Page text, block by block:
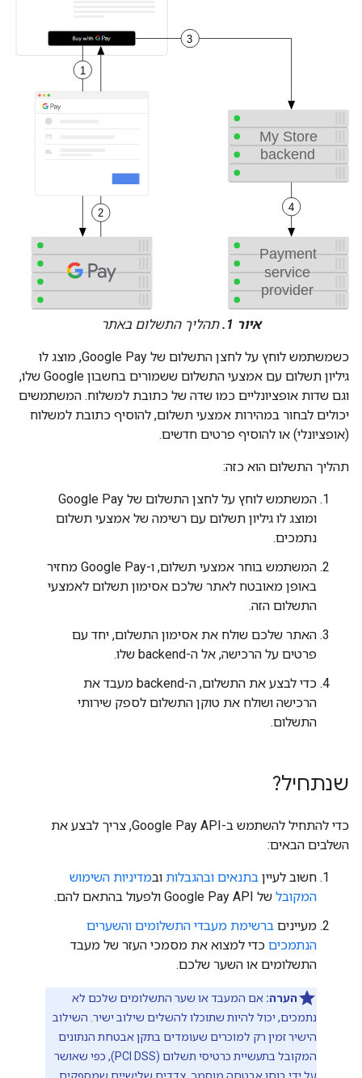
איור 1. תהליך התשלום באתר
כשמשתמש לוחץ על לחצן התשלום של Google Pay, מוצג לו
גיליון תשלום עם אמצעי התשלום ששמורים בחשבון Google שלו,
וגם שדות אופציונליים כמו שדה של כתובת למשלוח. המשתמשים
יכולים לבחור במהירות אמצעי תשלום, להוסיף כתובת למשלוח
(אופציונלי) או להוסיף פרטים חדשים.
תהליך התשלום הוא כזה:
המשתמש לוחץ על לחצן התשלום של Google Pay
ומוצג לו גיליון תשלום עם רשימה של אמצעי תשלום
נתמכים.
המשתמש בוחר אמצעי תשלום, ו-Google Pay מחזיר
באופן מאובטח לאתר שלכם אסימון תשלום לאמצעי
התשלום הזה.
האתר שלכם שולח את אסימון התשלום, יחד עם
פרטים על הרכישה, אל ה-backend שלו.
כדי לבצע את התשלום, ה-backend מעבד את
הרכישה ושולח את טוקן התשלום לספק שירותי
התשלום.
שנתחיל?
כדי להתחיל להשתמש ב-Google Pay API, צריך לבצע את
השלבים הבאים:
חשוב לעיין בתנאים ובהגבלות ובמדיניות השימוש
המקובל של Google Pay API ולפעול בהתאם להם.
מעיינים ברשימת מעבדי התשלומים והשערים
הנתמכים כדי למצוא את מסמכי העזר של מעבד
התשלומים או השער שלכם.
הערה: אם המעבד או שער התשלומים שלכם לא
נתמכים, יכול להיות שתוכלו להשלים שילוב ישיר. השילוב
הישיר זמין רק למוֹכרים שעומדים בתקן אבטחת הנתונים
המקובל בתעשיית כרטיסי תשלום (PCI DSS), כפי שאושר